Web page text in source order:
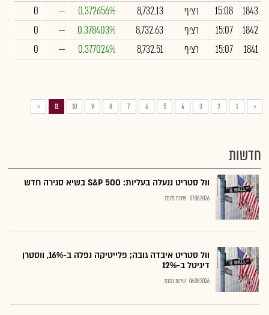
1843
15:08 רציף 8,732.13
0.372656%
--
0
1842
15:07 רציף 8,732.63
0.378403%
--
0
1841
15:07 רציף 8,732.51
0.377024%
--
0
<
1
2
3
4
5
6
7
8
9
10
11
>
חדשות
וול סטריט ננעלה בעליות: S&P 500 בשיא סגירה חדש
07.08.2026 שירות גלובס
וול סטריט איבדה גובה; פלייטיקה נפלה ב-16%, ווסטרן
דיגיטל ב-12%
06.08.2026 שירות גלובס